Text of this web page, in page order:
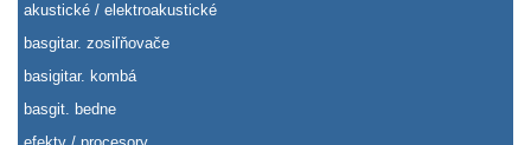
akustické / elektroakustické
basgitar. zosiľňovače
basigitar. kombá
basgit. bedne